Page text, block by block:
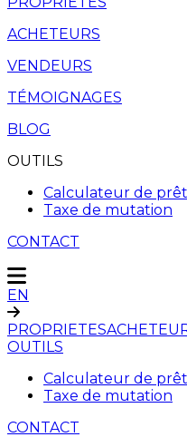
ACHETEURS
VENDEURS
TÉMOIGNAGES
BLOG
OUTILS
Calculateur de
Taxe de mutation
CONTACT
EN
PROPRIETES
OUTILS
Calculateur de
Taxe de mutation
CONTACT